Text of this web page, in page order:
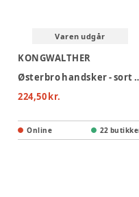
Varen udgår
KONGWALTHER
Østerbro
224,50 kr.
Online 22